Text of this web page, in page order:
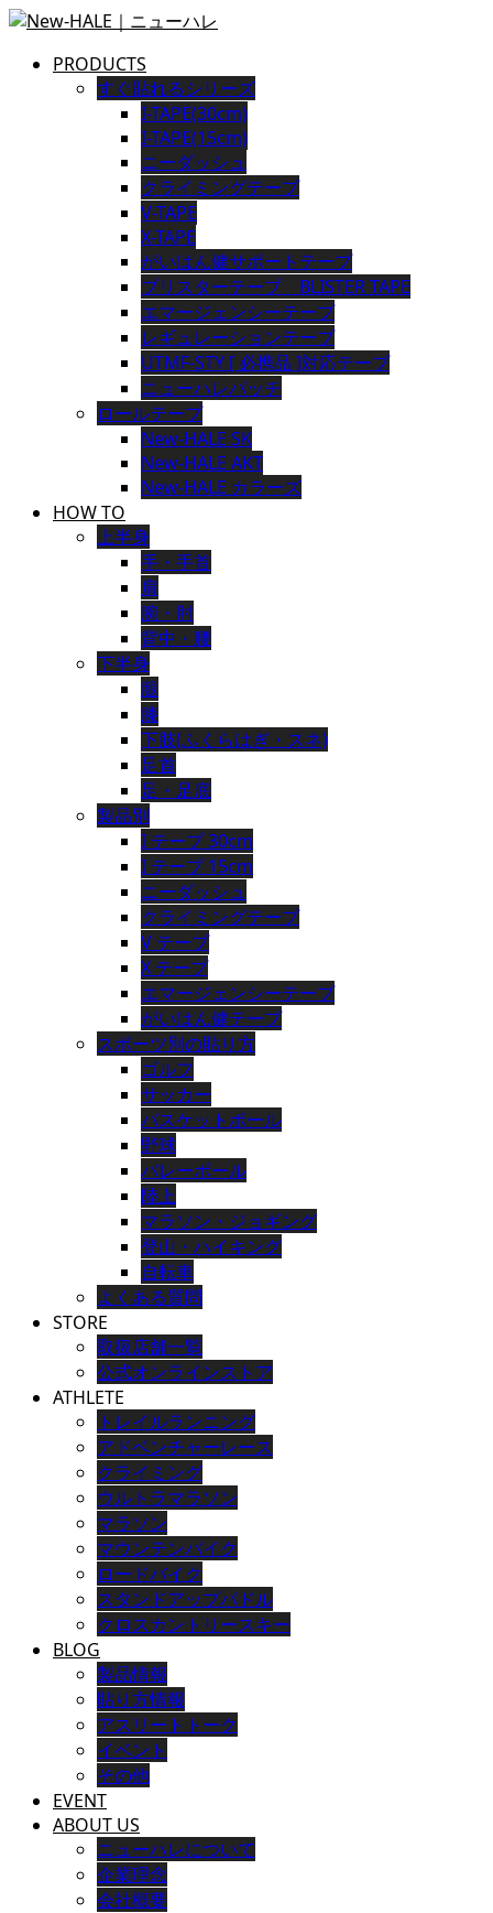
PRODUCTS
すぐ貼れるシリーズ
I-TAPE(30cm)
I-TAPE(15cm)
ニーダッシュ
クライミングテープ
V-TAPE
X-TAPE
がいはん健サポートテープ
ブリスターテープ BLISTER TAPE
エマージェンシーテープ
レギュレーションテープ
UTMF-STY [ 必携品 ]対応テープ
ニューハレパッチ
ロールテープ
New-HALE SK
New-HALE AKT
New-HALE カラーズ
HOW TO
上半身
手・手首
肩
腕・肘
背中・腰
下半身
腿
膝
下肢(ふくらはぎ・スネ)
足首
足・足底
製品別
I テープ 30cm
I テープ 15cm
ニーダッシュ
クライミングテープ
V テープ
X テープ
エマージェンシーテープ
がいはん健テープ
スポーツ別の貼り方
ゴルフ
サッカー
バスケットボール
野球
バレーボール
陸上
マラソン・ジョギング
登山・ハイキング
自転車
よくある質問
STORE
取扱店舗一覧
公式オンラインストア
ATHLETE
トレイルランニング
アドベンチャーレース
クライミング
ウルトラマラソン
マラソン
マウンテンバイク
ロードバイク
スタンドアップパドル
クロスカントリースキー
BLOG
製品情報
貼り方情報
アスリートトーク
イベント
その他
EVENT
ABOUT US
ニューハレについて
企業理念
会社概要